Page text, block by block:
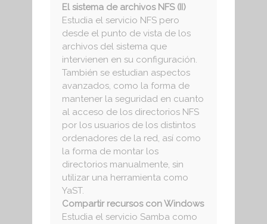
El sistema de archivos NFS (II)
Estudia el servicio NFS pero
desde el punto de vista de los
archivos del sistema que
intervienen en su configuración.
También se estudian aspectos
avanzados, como la forma de
mantener la seguridad en cuanto
al acceso de los directorios NFS
por los usuarios de los distintos
ordenadores de la red, así como
la forma de montar los
directorios manualmente, sin
utilizar una herramienta como
YaST.
Compartir recursos con Windows
Estudia el servicio Samba como